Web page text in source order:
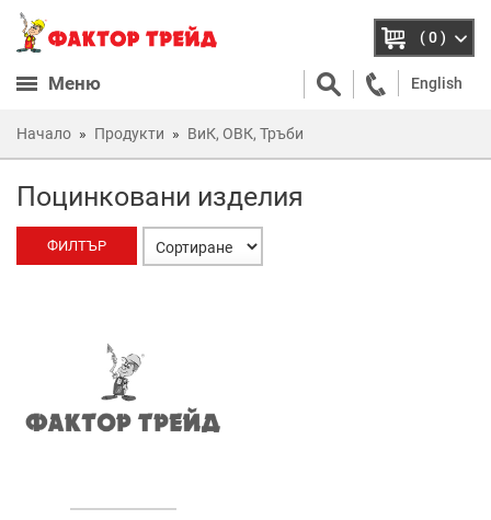
( 0 )
Меню English
Начало Продукти ВиК, ОВК, Тръби
Поцинковани изделия
ФИЛТЪР